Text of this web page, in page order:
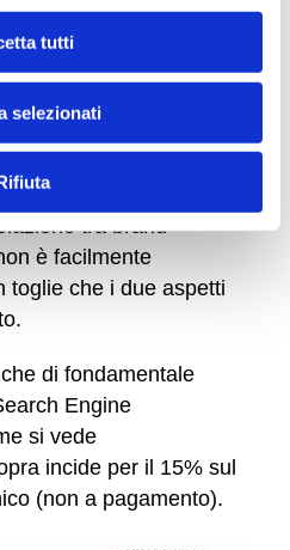
tutti
selezionati
I clienti
importanti.
poter salire anche le
tra brand
è facilmente
toglie che i due aspetti
di fondamentale
Engine
si vede
incide per il 15% sul
(non a pagamento).